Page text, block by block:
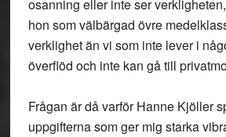
osanning eller inte ser
hon som välbärgad övre
verklighet än vi som inte lever i
överflöd och inte kan gå till
Frågan är då varför Hanne Kjöller
uppgifterna som ger mig starka